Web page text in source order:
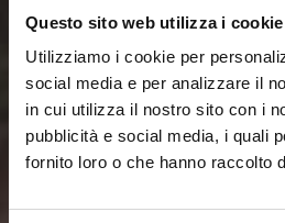
Questo sito web utilizza i cookie
Utilizziamo i cookie per
social media e per analizzare il
in cui utilizza il nostro sito con i
pubblicità e social media, i quali
fornito loro o che hanno raccolto